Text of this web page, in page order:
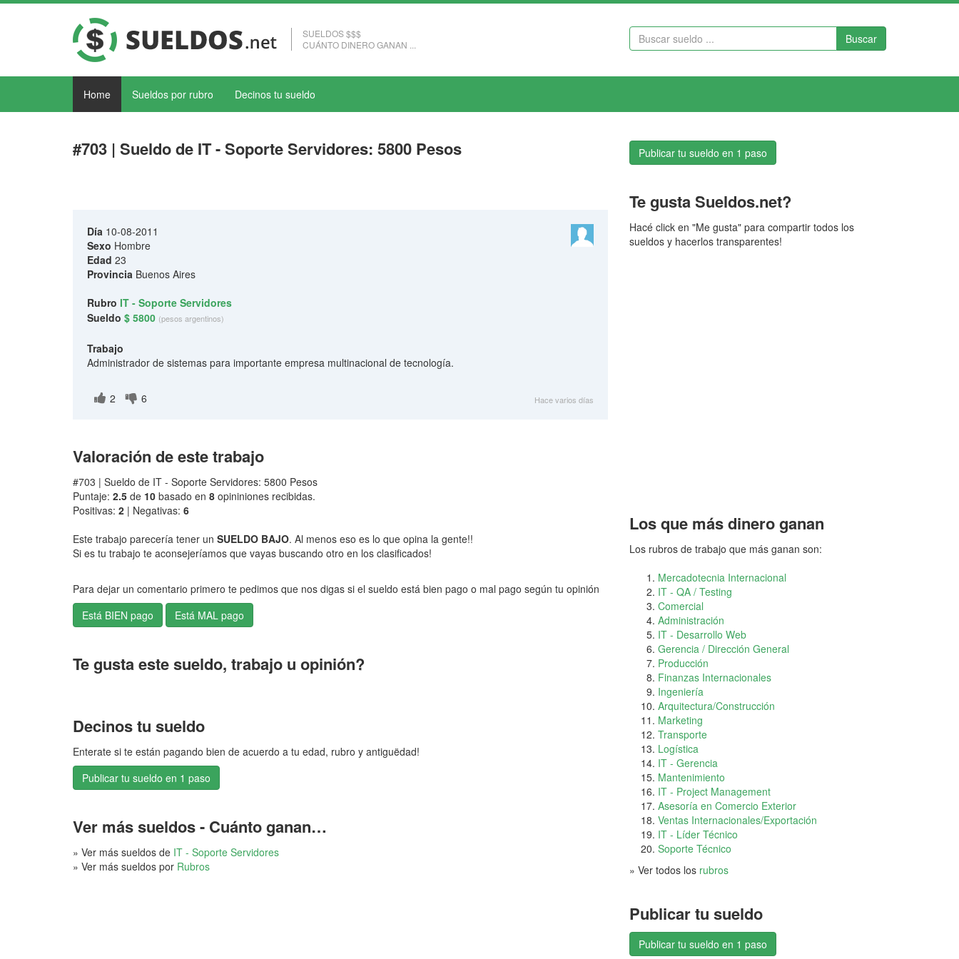
SUELDOS $$$
CUÁNTO DINERO GANAN ...
Buscar
Home Sueldos por rubro Decinos tu sueldo
#703 | Sueldo de IT - Soporte Servidores: 5800 Pesos
Día 10-08-2011
Sexo Hombre
Edad 23
Provincia Buenos Aires
Rubro IT - Soporte Servidores
Sueldo $ 5800 (pesos argentinos)
Trabajo
Administrador de sistemas para importante empresa multinacional de tecnología.
2 6 Hace varios días
Valoración de este trabajo
#703 | Sueldo de IT - Soporte Servidores: 5800 Pesos
Puntaje: 2.5 de 10 basado en 8 opininiones recibidas.
Positivas: 2 | Negativas: 6
Este trabajo parecería tener un SUELDO BAJO. Al menos eso es lo que opina la gente!!
Si es tu trabajo te aconsejeríamos que vayas buscando otro en los clasificados!
Para dejar un comentario primero te pedimos que nos digas si el sueldo está bien pago o mal pago según tu opinión
Te gusta este sueldo, trabajo u opinión?
Decinos tu sueldo
Enterate si te están pagando bien de acuerdo a tu edad, rubro y antiguëdad!
Publicar tu sueldo en 1 paso
Ver más sueldos - Cuánto ganan…
» Ver más sueldos de IT - Soporte Servidores
» Ver más sueldos por Rubros
Publicar tu sueldo en 1 paso
Te gusta Sueldos.net?
Hacé click en "Me gusta" para compartir todos los
sueldos y hacerlos transparentes!
Los que más dinero ganan
Los rubros de trabajo que más ganan son:
Mercadotecnia Internacional
IT - QA / Testing
Comercial
Administración
IT - Desarrollo Web
Gerencia / Dirección General
Producción
Finanzas Internacionales
Ingeniería
Arquitectura/Construcción
Marketing
Transporte
Logística
IT - Gerencia
Mantenimiento
IT - Project Management
Asesoría en Comercio Exterior
Ventas Internacionales/Exportación
IT - Líder Técnico
Soporte Técnico
» Ver todos los rubros
Publicar tu sueldo
Publicar tu sueldo en 1 paso